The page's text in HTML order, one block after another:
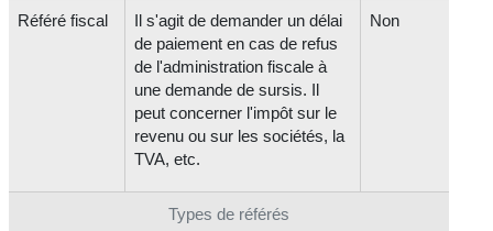
Types de référés
Référé fiscal
Il s'agit de demander un délai
de paiement en cas de refus
de l'administration fiscale à
une demande de sursis. Il
peut concerner l'impôt sur le
revenu ou sur les sociétés, la
TVA, etc.
Non